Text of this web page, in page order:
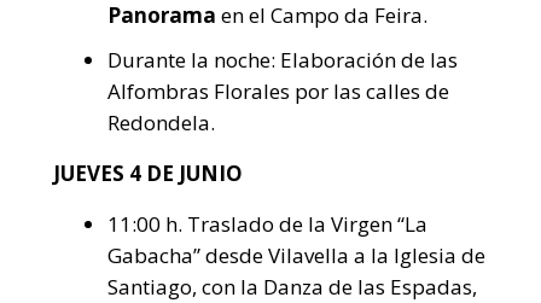
Panorama en el Campo da Feira.
Durante la noche: Elaboración de las
Alfombras Florales por las calles de
Redondela.
JUEVES 4 DE JUNIO
11:00 h. Traslado de la Virgen “La
Gabacha” desde Vilavella a la Iglesia de
Santiago, con la Danza de las Espadas,